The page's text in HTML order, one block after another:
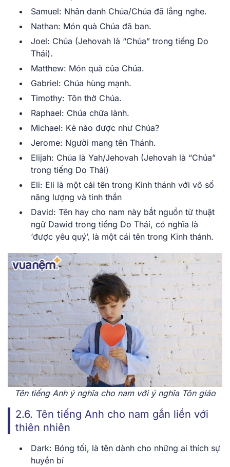
Samuel: Nhân danh Chúa/Chúa đã lắng nghe.
Nathan: Món quà Chúa đã ban.
Joel: Chúa (Jehovah là “Chúa” trong tiếng Do
Thái).
Matthew: Món quà của Chúa.
Gabriel: Chúa hùng mạnh.
Timothy: Tôn thờ Chúa.
Raphael: Chúa chữa lành.
Michael: Kẻ nào được như Chúa?
Jerome: Người mang tên Thánh.
Elijah: Chúa là Yah/Jehovah (Jehovah là “Chúa”
trong tiếng Do Thái)
Eli: Eli là một cái tên trong Kinh thánh với vô số
năng lượng và tinh thần
David: Tên hay cho nam này bắt nguồn từ thuật
ngữ Dawid trong tiếng Do Thái, có nghĩa là
‘được yêu quý’, là một cái tên trong Kinh thánh.
Tên tiếng Anh ý nghĩa cho nam với ý nghĩa Tôn giáo
2.6. Tên tiếng Anh cho nam gắn liền với
thiên nhiên
Dark: Bóng tối, là tên dành cho những ai thích sự
huyền bí